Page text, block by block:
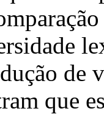
de
que